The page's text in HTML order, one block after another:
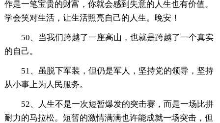
作是一笔宝贵的财富，你就会感到失意的人生也有价值。
学会笑对生活，让生活照亮自己的人生。晚安！
50、当我们跨越了一座高山，也就是跨越了一个真实
的自己。
51、虽脱下军装，但仍是军人，坚持党的领导，坚持
从小事上为人民服务。
52、人生不是一次短暂爆发的突击赛，而是一场比拼
耐力的马拉松。短暂的激情满满也许能成就一场突击，但